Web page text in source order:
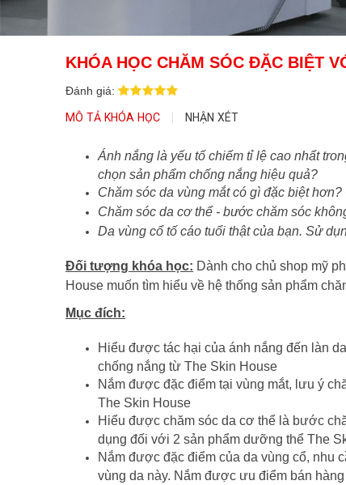
KHÓA HỌC CHĂM SÓC ĐẶC BIỆT
Đánh giá:
MÔ TẢ KHÓA HỌC NHẬN XÉT
Ánh nắng là yếu tố chiếm tỉ lệ cao nhất
chọn sản phẩm chống nắng hiệu quả?
Chăm sóc da vùng mắt có gì đặc biệt
Chăm sóc da cơ thể - bước chăm sóc
Da vùng cổ tố cáo tuổi thật của bạn. Sử
Đối tượng khóa học: Dành cho chủ shop mỹ
House muốn tìm hiểu về hệ thống sản phẩm
Mục đích:
Hiểu được tác hại của ánh nắng đến làn
chống nắng từ The Skin House
Nắm được đặc điểm tại vùng mắt, lưu ý
The Skin House
Hiểu được chăm sóc da cơ thể là bước
dụng đối với 2 sản phẩm dưỡng thể The
Nắm được đặc điểm của da vùng cổ, nhu
vùng da này. Nắm được ưu điểm bán